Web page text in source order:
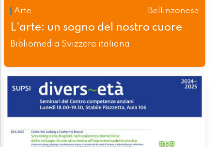
Arte
Bellinzonese
L'arte: un sogno del nostro cuore
Bibliomedia Svizzera italiana